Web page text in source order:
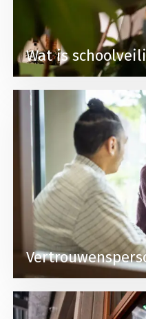
Wat is
Lees meer over
Lees meer over